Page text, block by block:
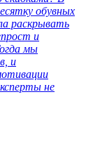
обувных
раскрывать
и
мы
и
не